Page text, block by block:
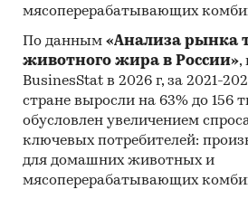
мясоперерабатывающих
По данным «Анализа рынка
животного жира в России»,
BusinesStat в 2026 г, за 2021-
стране выросли на 63% до 156
обусловлен увеличением
ключевых потребителей:
для домашних животных и
мясоперерабатывающих